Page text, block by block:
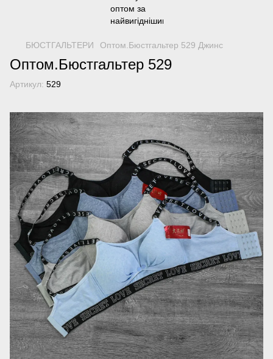
БЮСТГАЛЬТЕРИ Оптом.Бюстгальтер 529 Джинс
Оптом.Бюстгальтер 529
Артикул: 529